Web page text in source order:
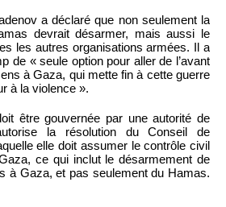
a déclaré que non seulement la
devrait désarmer, mais aussi le
les autres organisations armées. Il a
de « seule option pour aller de l’avant
à Gaza, qui mette fin à cette guerre
à la violence ».
être gouvernée par une autorité de
la résolution du Conseil de
elle doit assumer le contrôle civil
ce qui inclut le désarmement de
à Gaza, et pas seulement du Hamas.